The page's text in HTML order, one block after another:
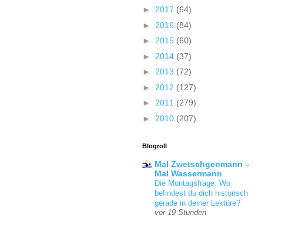
► 2017 (64)
► 2016 (84)
► 2015 (60)
► 2014 (37)
► 2013 (72)
► 2012 (127)
► 2011 (279)
► 2010 (207)
Blogroll
Mal Zwetschgenmann –
Mal Wassermann
Die Montagsfrage: Wo
befindest du dich historisch
gerade in deiner Lektüre?
vor 19 Stunden